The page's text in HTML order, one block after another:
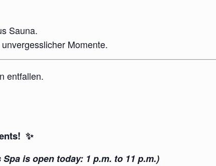
Sauna.
Momente.
entfallen.
✨
Spa is open today: 1 p.m. to 11 p.m.)